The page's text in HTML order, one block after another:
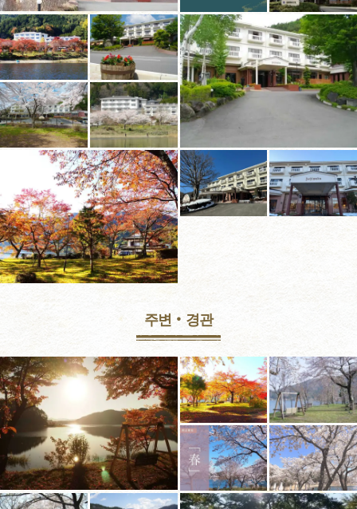
주변‧경관